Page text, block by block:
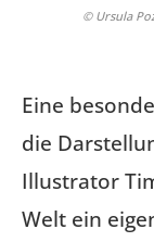
© Ursula
Eine
die
Illustrator
Welt ein